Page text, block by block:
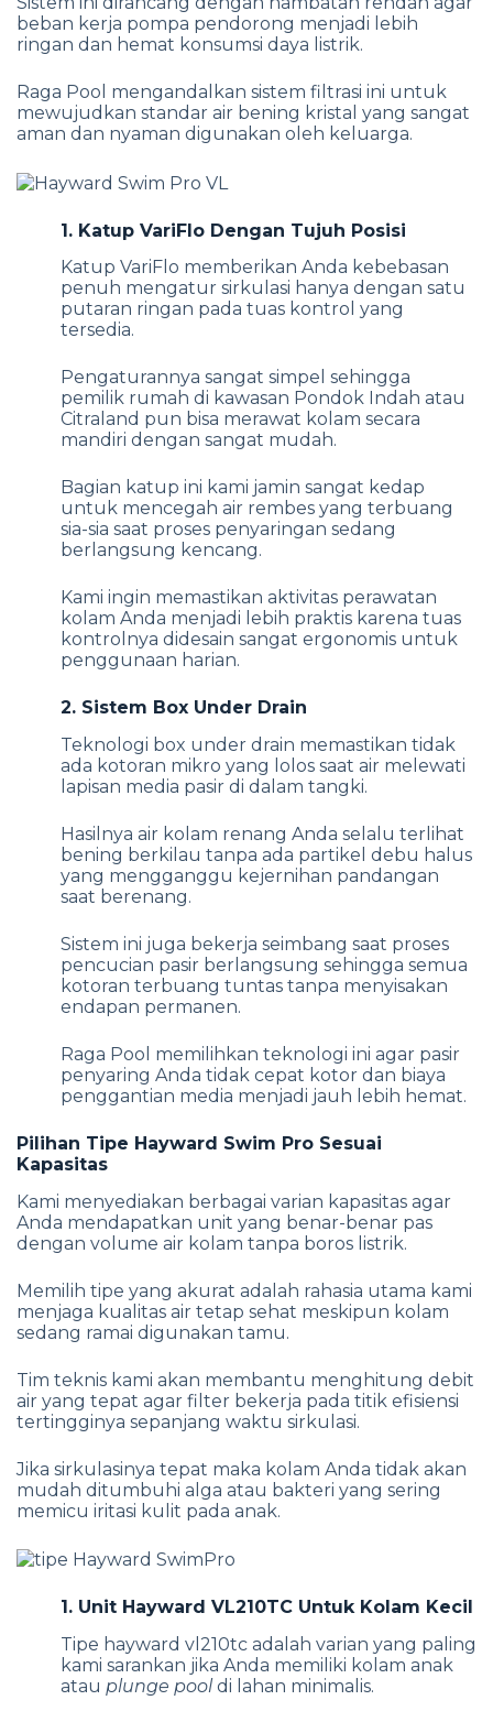
beban kerja pompa pendorong menjadi lebih
ringan dan hemat konsumsi daya listrik.
Raga Pool mengandalkan sistem filtrasi ini untuk
mewujudkan standar air bening kristal yang sangat
aman dan nyaman digunakan oleh keluarga.
1. Katup VariFlo Dengan Tujuh Posisi
Katup VariFlo memberikan Anda kebebasan
penuh mengatur sirkulasi hanya dengan satu
putaran ringan pada tuas kontrol yang
tersedia.
Pengaturannya sangat simpel sehingga
pemilik rumah di kawasan Pondok Indah atau
Citraland pun bisa merawat kolam secara
mandiri dengan sangat mudah.
Bagian katup ini kami jamin sangat kedap
untuk mencegah air rembes yang terbuang
sia-sia saat proses penyaringan sedang
berlangsung kencang.
Kami ingin memastikan aktivitas perawatan
kolam Anda menjadi lebih praktis karena tuas
kontrolnya didesain sangat ergonomis untuk
penggunaan harian.
2. Sistem Box Under Drain
Teknologi box under drain memastikan tidak
ada kotoran mikro yang lolos saat air melewati
lapisan media pasir di dalam tangki.
Hasilnya air kolam renang Anda selalu terlihat
bening berkilau tanpa ada partikel debu halus
yang mengganggu kejernihan pandangan
saat berenang.
Sistem ini juga bekerja seimbang saat proses
pencucian pasir berlangsung sehingga semua
kotoran terbuang tuntas tanpa menyisakan
endapan permanen.
Raga Pool memilihkan teknologi ini agar pasir
penyaring Anda tidak cepat kotor dan biaya
penggantian media menjadi jauh lebih hemat.
Pilihan Tipe Hayward Swim Pro Sesuai
Kapasitas
Kami menyediakan berbagai varian kapasitas agar
Anda mendapatkan unit yang benar-benar pas
dengan volume air kolam tanpa boros listrik.
Memilih tipe yang akurat adalah rahasia utama kami
menjaga kualitas air tetap sehat meskipun kolam
sedang ramai digunakan tamu.
Tim teknis kami akan membantu menghitung debit
air yang tepat agar filter bekerja pada titik efisiensi
tertingginya sepanjang waktu sirkulasi.
Jika sirkulasinya tepat maka kolam Anda tidak akan
mudah ditumbuhi alga atau bakteri yang sering
memicu iritasi kulit pada anak.
1. Unit Hayward VL210TC Untuk Kolam Kecil
Tipe hayward vl210tc adalah varian yang paling
kami sarankan jika Anda memiliki kolam anak
atau plunge pooldi lahan minimalis.